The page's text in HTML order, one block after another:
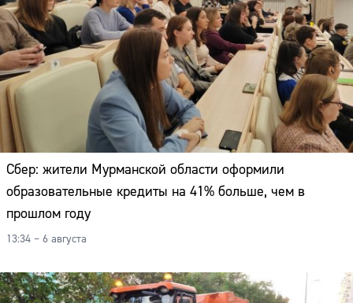
Сбер: жители Мурманской области оформили
образовательные кредиты на 41% больше, чем в
прошлом году
13:34 – 6 августа